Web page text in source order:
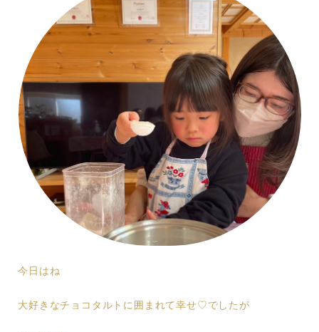
今日はね
大好きなチョコタルトに囲まれて幸せ♡でしたが